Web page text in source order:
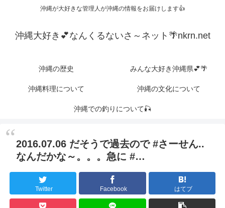
沖縄が大好きな管理人が沖縄の情報をお届けします👍
沖縄大好き💕なんくるないさ～ネット🌴nkrn.net
沖縄の歴史 みんな大好き沖縄県💕🌴
沖縄料理について 沖縄の文化について
沖縄での釣りについて🎣
2016.07.06 だそうで過去ので #さーせん..
なんだかな～。。。急に #…
Twitter Facebook はてブ